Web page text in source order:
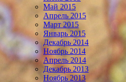
Май 2015
Апрель 2015
Март 2015
Январь 2015
Декабрь 2014
Ноябрь 2014
Апрель 2014
Декабрь 2013
Ноябрь 2013